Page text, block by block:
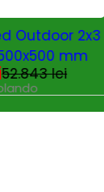
Outdoor 2x3
mm
52.843lei